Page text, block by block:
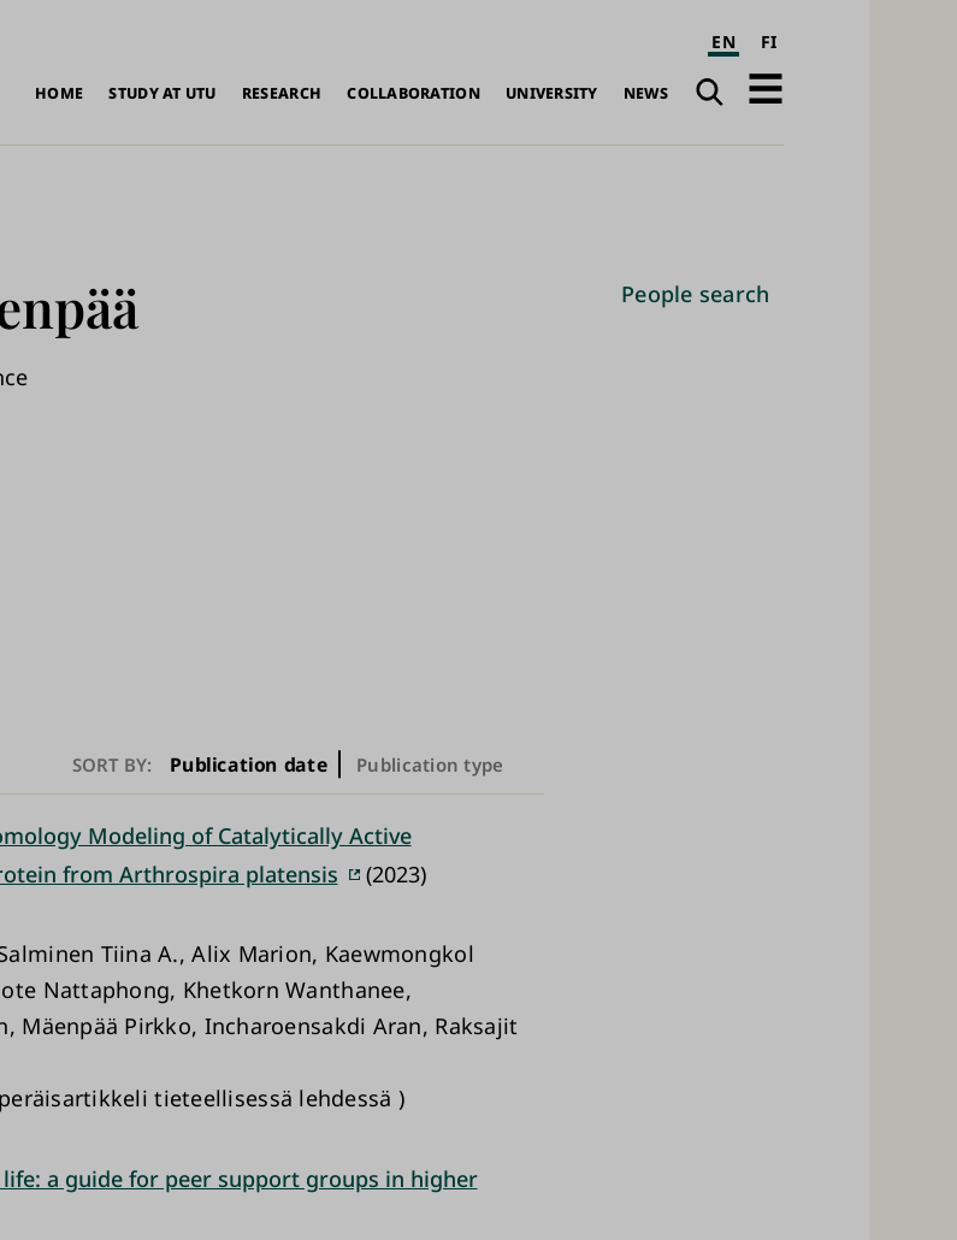
EN FI
HOME STUDY AT UTU RESEARCH COLLABORATION UNIVERSITY NEWS
SearchOpen
SORT BY: Publication date Publication type
Modeling of Catalytically Active
from Arthrospira platensis
(2023)
Tiina A., Alix Marion, Kaewmongkol
Nattaphong, Khetkorn Wanthanee,
Mäenpää Pirkko, Incharoensakdi Aran, Raksajit
tieteellisessä lehdessä )
a guide for peer support groups in higher
People search